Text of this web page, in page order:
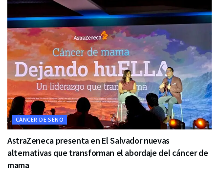
CÁNCER DE SENO
AstraZeneca presenta en El Salvador nuevas
alternativas que transforman el abordaje del cáncer de
mama